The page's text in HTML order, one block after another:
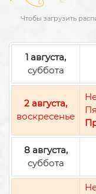
Чтобы загрузить
1 августа,
суббота
2 августа,
воскресенье
8 августа,
суббота